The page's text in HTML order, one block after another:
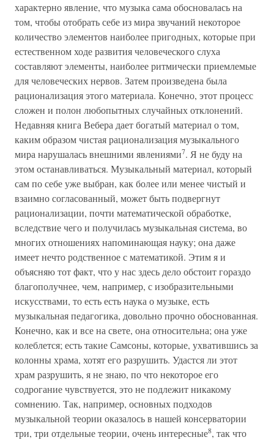
характерно явление, что музыка сама обосновалась на
том, чтобы отобрать себе из мира звучаний некоторое
количество элементов наиболее пригодных, которые при
естественном ходе развития человеческого слуха
составляют элементы, наиболее ритмически приемлемые
для человеческих нервов. Затем произведена была
рационализация этого материала. Конечно, этот процесс
сложен и полон любопытных случайных отклонений.
Недавняя книга Вебера дает богатый материал о том,
каким образом чистая рационализация музыкального
мира нарушалась внешними явлениями7. Я не буду на
этом останавливаться. Музыкальный материал, который
сам по себе уже выбран, как более или менее чистый и
взаимно согласованный, может быть подвергнут
рационализации, почти математической обработке,
вследствие чего и получилась музыкальная система, во
многих отношениях напоминающая науку; она даже
имеет нечто родственное с математикой. Этим я и
объясняю тот факт, что у нас здесь дело обстоит гораздо
благополучнее, чем, например, с изобразительными
искусствами, то есть есть наука о музыке, есть
музыкальная педагогика, довольно прочно обоснованная.
Конечно, как и все на свете, она относительна; она уже
колеблется; есть такие Самсоны, которые, ухватившись за
колонны храма, хотят его разрушить. Удастся ли этот
храм разрушить, я не знаю, по что некоторое его
содрогание чувствуется, это не подлежит никакому
сомнению. Так, например, основных подходов
музыкальной теории оказалось в нашей консерватории
три, три отдельные теории, очень интересные8, так что